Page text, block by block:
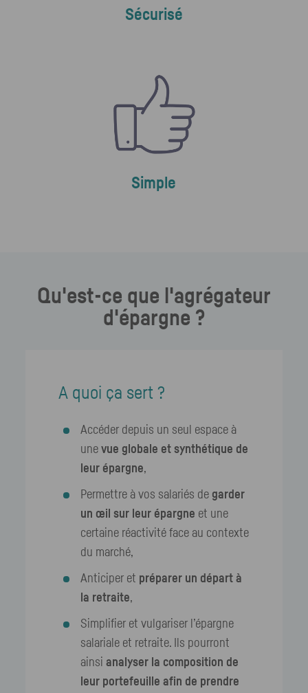
Simple
Sécurisé
Qu'est-ce que l'agrégateur
d'épargne ?
A quoi ça sert ?
Accéder depuis un seul espace à
une vue globale et synthétique de
leur épargne,
Permettre à vos salariés de garder
un œil sur leur épargne et une
certaine réactivité face au contexte
du marché,
Anticiper et préparer un départ à
la retraite,
Simplifier et vulgariser l’épargne
salariale et retraite. Ils pourront
ainsi analyser la composition de
leur portefeuille afin de prendre